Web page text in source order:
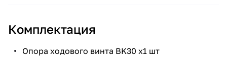
Комплектация
Опора ходового винта BK30 х1 шт